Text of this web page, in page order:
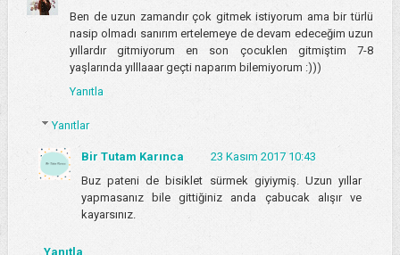
Ben de uzun zamandır çok gitmek istiyorum ama bir türlü
nasip olmadı sanırım ertelemeye de devam edeceğim uzun
yıllardır gitmiyorum en son çocuklen gitmiştim 7-8
yaşlarında yılllaaar geçti naparım bilemiyorum :)))
Yanıtla
Yanıtlar
Bir Tutam Karınca
23 Kasım 2017 10:43
Buz pateni de bisiklet sürmek giyiymiş. Uzun yıllar
yapmasanız bile gittiğiniz anda çabucak alışır ve
kayarsınız.
Yanıtla